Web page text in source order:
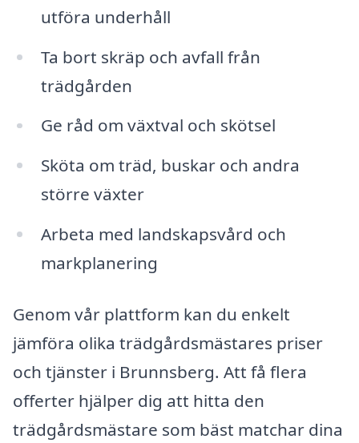
utföra underhåll
Ta bort skräp och avfall från
trädgården
Ge råd om växtval och skötsel
Sköta om träd, buskar och andra
större växter
Arbeta med landskapsvård och
markplanering
Genom vår plattform kan du enkelt
jämföra olika trädgårdsmästares priser
och tjänster i Brunnsberg. Att få flera
offerter hjälper dig att hitta den
trädgårdsmästare som bäst matchar dina